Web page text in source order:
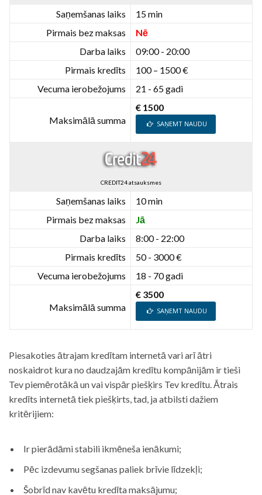
Saņemšanas laiks
15 min
Pirmais bez maksas
Nē
Darba laiks
09:00 - 20:00
Pirmais kredīts
100 – 1500 €
Vecuma ierobežojums
21 - 65 gadi
Maksimālā summa
€ 1500
SAŅEMT NAUDU
CREDIT24 atsauksmes
Saņemšanas laiks
10 min
Pirmais bez maksas
Jā
Darba laiks
8:00 - 22:00
Pirmais kredīts
50 - 3000 €
Vecuma ierobežojums
18 - 70 gadi
Maksimālā summa
€ 3500
SAŅEMT NAUDU
Piesakoties ātrajam kredītam internetā vari arī ātri
noskaidrot kura no daudzajām kredītu kompānijām ir tieši
Tev piemērotākā un vai vispār piešķirs Tev kredītu. Ātrais
kredīts internetā tiek piešķirts, tad, ja atbilsti dažiem
kritērijiem:
Ir pierādāmi stabili ikmēneša ienākumi;
Pēc izdevumu segšanas paliek brīvie līdzekļi;
Šobrīd nav kavētu kredīta maksājumu;